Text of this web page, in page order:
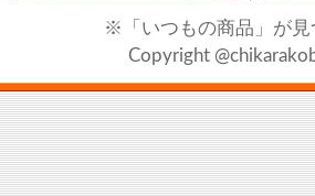
※「いつもの商品」が見
Copyright